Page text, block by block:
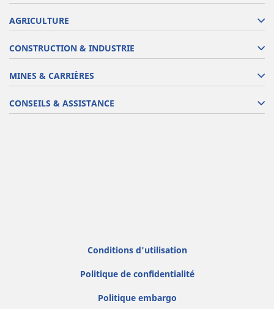
AGRICULTURE
CONSTRUCTION & INDUSTRIE
MINES & CARRIÈRES
CONSEILS & ASSISTANCE
Conditions d'utilisation
Politique de confidentialité
Politique embargo